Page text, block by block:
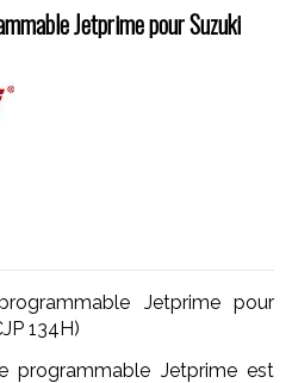
Jetprime pour Suzuki
Jetprime pour
134H)
programmable Jetprime est